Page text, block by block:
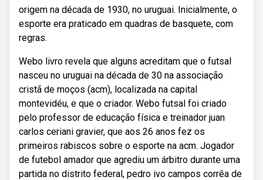
origem na década de 1930, no uruguai. Inicialmente, o
esporte era praticado em quadras de basquete, com
regras.
Webo livro revela que alguns acreditam que o futsal
nasceu no uruguai na década de 30 na associação
cristã de moços (acm), localizada na capital
montevidéu, e que o criador. Webo futsal foi criado
pelo professor de educação física e treinador juan
carlos ceriani gravier, que aos 26 anos fez os
primeiros rabiscos sobre o esporte na acm. Jogador
de futebol amador que agrediu um árbitro durante uma
partida no distrito federal, pedro ivo campos corrêa de